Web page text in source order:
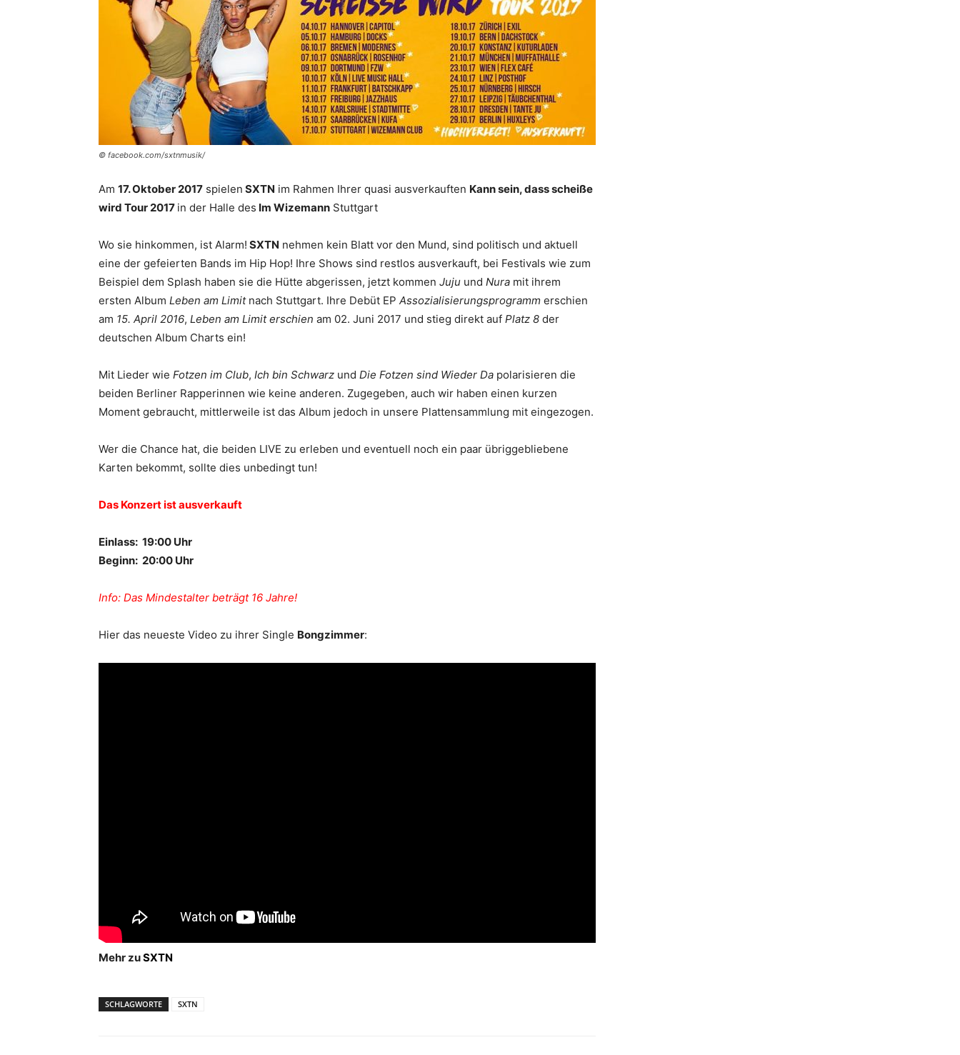
© facebook.com/sxtnmusik/
Am 17. Oktober 2017 spielen SXTN im Rahmen Ihrer quasi ausverkauften Kann sein, dass scheiße
wird Tour 2017 in der Halle des Im Wizemann Stuttgart
Wo sie hinkommen, ist Alarm! SXTN nehmen kein Blatt vor den Mund, sind politisch und aktuell
eine der gefeierten Bands im Hip Hop! Ihre Shows sind restlos ausverkauft, bei Festivals wie zum
Beispiel dem Splash haben sie die Hütte abgerissen, jetzt kommen Juju und Nura mit ihrem
ersten Album Leben am Limitnach Stuttgart. Ihre Debüt EP Assozialisierungsprogramm erschien
am 15. April 2016, Leben am Limit erschien am 02. Juni 2017 und stieg direkt auf Platz 8 der
deutschen Album Charts ein!
Mit Lieder wie Fotzen im Club, Ich bin Schwarz und Die Fotzen sind Wieder Da polarisieren die
beiden Berliner Rapperinnen wie keine anderen. Zugegeben, auch wir haben einen kurzen
Moment gebraucht, mittlerweile ist das Album jedoch in unsere Plattensammlung mit eingezogen.
Wer die Chance hat, die beiden LIVE zu erleben und eventuell noch ein paar übriggebliebene
Karten bekommt, sollte dies unbedingt tun!
Das Konzert ist ausverkauft
Einlass: 19:00 Uhr
Beginn: 20:00 Uhr
Info: Das Mindestalter beträgt 16 Jahre!
Hier das neueste Video zu ihrer Single Bongzimmer:
Mehr zuSXTN
SCHLAGWORTE SXTN